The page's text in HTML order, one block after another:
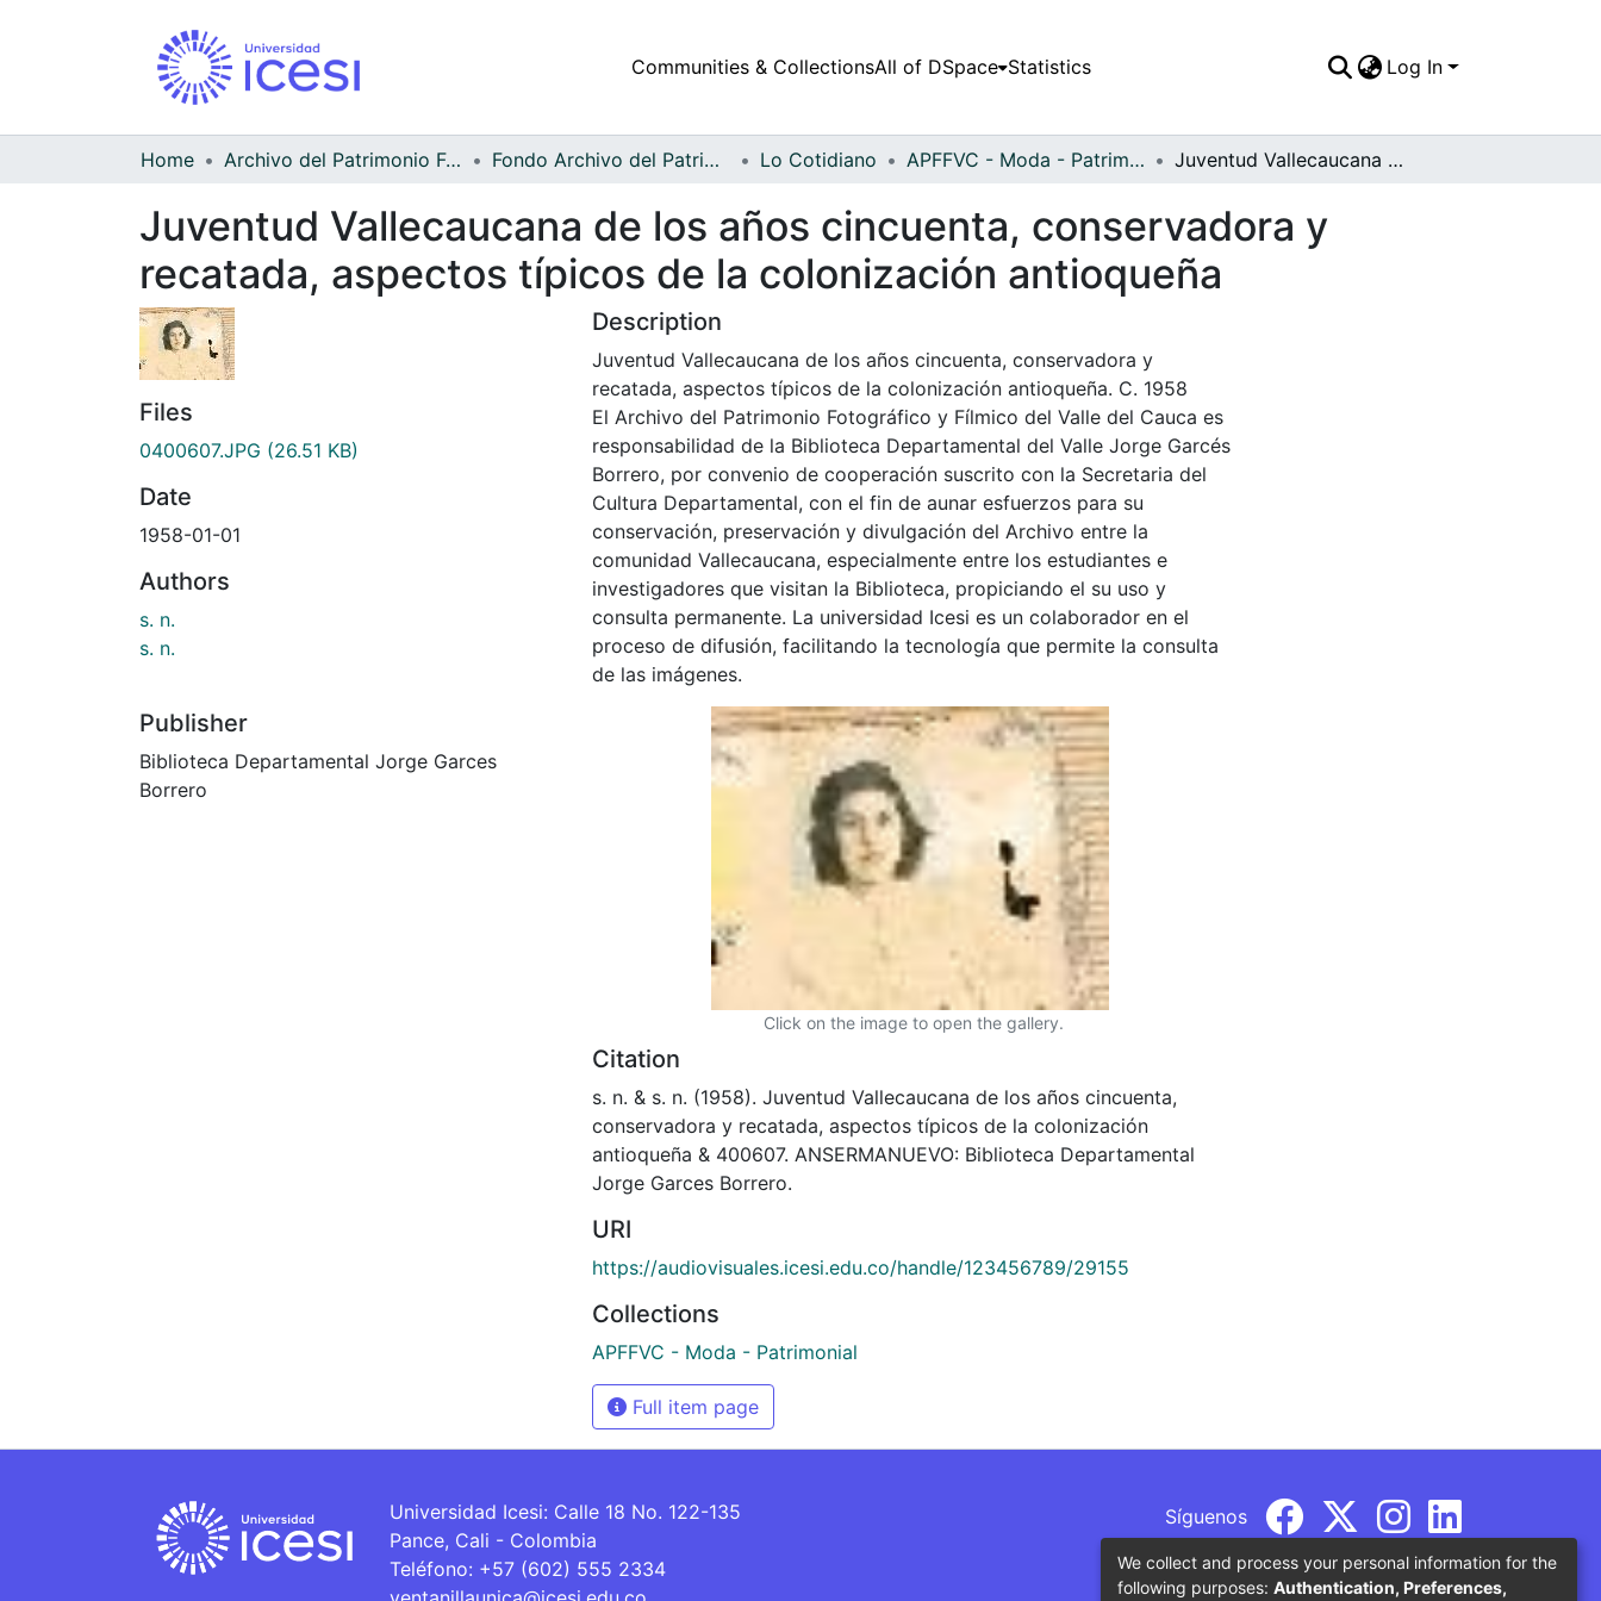
Communities & CollectionsAll of DSpace Statistics Log In
Home Archivo del Patrimonio Fotográfico y Fílmico del Valle del Cauca Fondo Archivo del Patrimonio Fotográfico y Fílmico del Valle del Cauca Lo Cotidiano APFFVC - Moda - Patrimonial Juventud Vallecaucana de los años cincuenta, conservadora y recatada, aspectos típicos de la colonización antioqueña
Juventud Vallecaucana de los años cincuenta, conservadora y
recatada, aspectos típicos de la colonización antioqueña
Files
0400607.JPG (26.51 KB)
Date
1958-01-01
Authors
s. n.
s. n.
Publisher
Biblioteca Departamental Jorge Garces
Borrero
Description
Juventud Vallecaucana de los años cincuenta, conservadora y
recatada, aspectos típicos de la colonización antioqueña. C. 1958
El Archivo del Patrimonio Fotográfico y Fílmico del Valle del Cauca es
responsabilidad de la Biblioteca Departamental del Valle Jorge Garcés
Borrero, por convenio de cooperación suscrito con la Secretaria del
Cultura Departamental, con el fin de aunar esfuerzos para su
conservación, preservación y divulgación del Archivo entre la
comunidad Vallecaucana, especialmente entre los estudiantes e
investigadores que visitan la Biblioteca, propiciando el su uso y
consulta permanente. La universidad Icesi es un colaborador en el
proceso de difusión, facilitando la tecnología que permite la consulta
de las imágenes.
Click on the image to open the gallery.
Citation
s. n. & s. n. (1958). Juventud Vallecaucana de los años cincuenta,
conservadora y recatada, aspectos típicos de la colonización
antioqueña & 400607. ANSERMANUEVO: Biblioteca Departamental
Jorge Garces Borrero.
URI
https://audiovisuales.icesi.edu.co/handle/123456789/29155
Collections
APFFVC - Moda - Patrimonial
Full item page
Universidad Icesi: Calle 18 No. 122-135
Pance, Cali - Colombia
Teléfono: +57 (602) 555 2334
Síguenos
We collect and process your personal information for the
following purposes: Authentication, Preferences,